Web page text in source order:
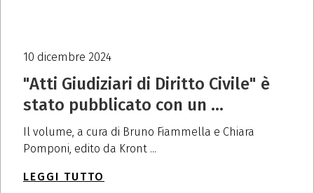
10 dicembre 2024
"Atti Giudiziari di Diritto Civile" è
stato pubblicato con un ...
Il volume, a cura di Bruno Fiammella e Chiara
Pomponi, edito da Kront ...
LEGGI TUTTO